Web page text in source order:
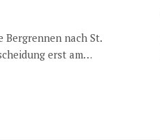
nach St.
erst am…